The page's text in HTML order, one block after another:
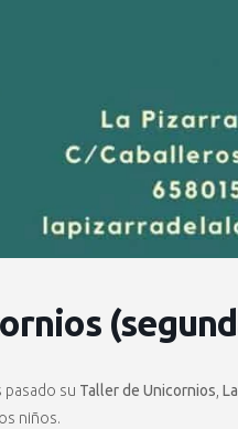
su Taller de Unicornios,
niños.